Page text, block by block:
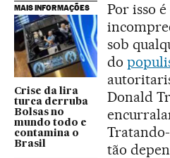
MAIS INFORMAÇÕES
Crise da lira
turca derruba
Bolsas no
mundo todo e
contamina o
Brasil
Por isso
sob
do
Donald
tão